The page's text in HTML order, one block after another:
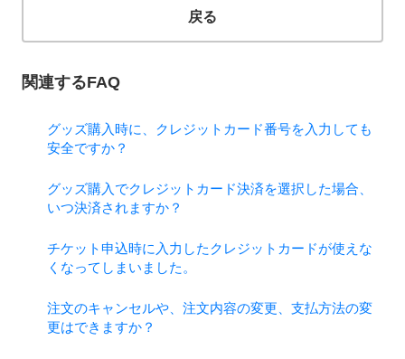
戻る
関連するFAQ
グッズ購入時に、クレジットカード番号を入力しても
安全ですか？
グッズ購入でクレジットカード決済を選択した場合、
いつ決済されますか？
チケット申込時に入力したクレジットカードが使えな
くなってしまいました。
注文のキャンセルや、注文内容の変更、支払方法の変
更はできますか？